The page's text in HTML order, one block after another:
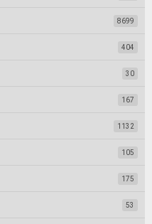
8699
404
30
167
1132
105
175
53